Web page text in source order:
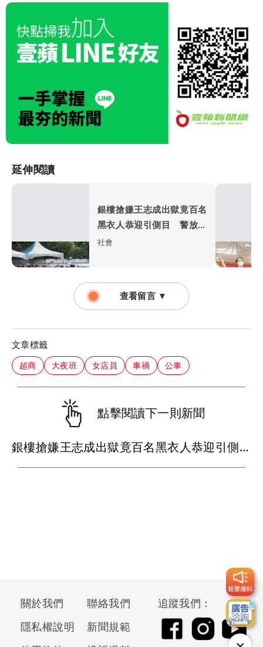
延伸閱讀
銀樓搶嫌王志成出獄竟百名
黑衣人恭迎引側目 警放大
絕遏止黑幫氣焰
社會
查看留言 ▼
文章標籤
超商 大夜班 女店員 車禍 公車
點擊閱讀下一則新聞
銀樓搶嫌王志成出獄竟百名黑衣人恭迎引側目 警放大絕遏止黑幫氣焰
關於我們
聯絡我們
隱私權說明
新聞規範
追蹤我們：